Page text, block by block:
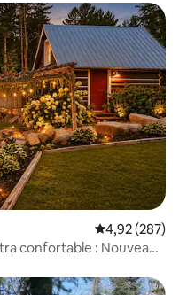
Évaluation
4,92 (287)
confortable : Nouveau